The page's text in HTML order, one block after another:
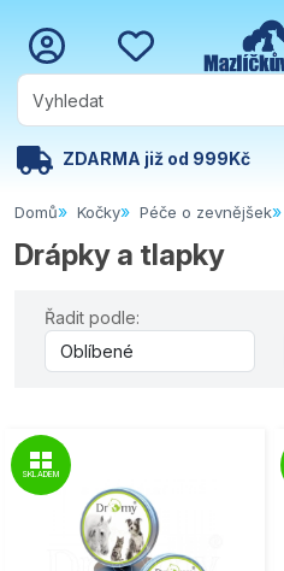
ZDARMA již od 999Kč
Domů Kočky Péče o zevnějšek
Drápky a tlapky
Řadit podle:
SKLADEM